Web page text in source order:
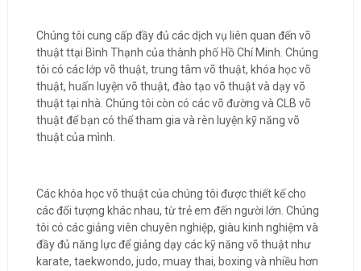
Chúng tôi cung cấp đầy đủ các dịch vụ liên quan đến võ
thuật ttại Bình Thạnh của thành phố Hồ Chí Minh. Chúng
tôi có các lớp võ thuật, trung tâm võ thuật, khóa học võ
thuật, huấn luyện võ thuật, đào tạo võ thuật và dạy võ
thuật tại nhà. Chúng tôi còn có các võ đường và CLB võ
thuật để bạn có thể tham gia và rèn luyện kỹ năng võ
thuật của mình.
Các khóa học võ thuật của chúng tôi được thiết kế cho
các đối tượng khác nhau, từ trẻ em đến người lớn. Chúng
tôi có các giảng viên chuyên nghiệp, giàu kinh nghiệm và
đầy đủ năng lực để giảng dạy các kỹ năng võ thuật như
karate, taekwondo, judo, muay thai, boxing và nhiều hơn